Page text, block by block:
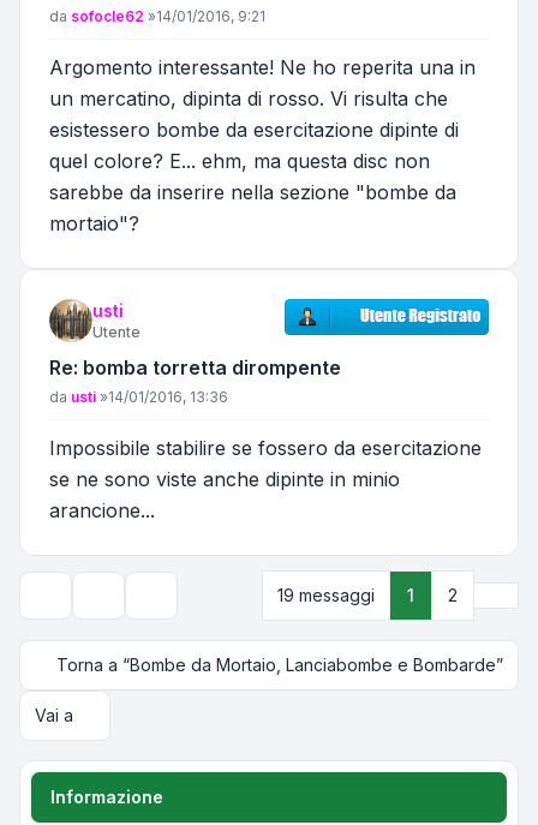
Messaggio
da sofocle62 »14/01/2016, 9:21
Argomento interessante! Ne ho reperita una in
un mercatino, dipinta di rosso. Vi risulta che
esistessero bombe da esercitazione dipinte di
quel colore? E... ehm, ma questa disc non
sarebbe da inserire nella sezione "bombe da
mortaio"?
usti
Utente
Re: bomba torretta dirompente
Messaggio
da usti »14/01/2016, 13:36
Impossibile stabilire se fossero da esercitazione
se ne sono viste anche dipinte in minio
arancione...
Opzioni di visualizzazione e ordinamento
19 messaggi 1 2
Torna a “Bombe da Mortaio, Lanciabombe e Bombarde”
Vai a
Informazione